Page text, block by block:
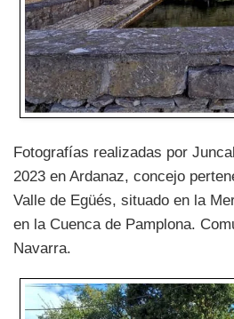
Fotografías realizadas por
2023 en Ardanaz, concejo
Valle de Egüés, situado en la
en la Cuenca de Pamplona.
Navarra.